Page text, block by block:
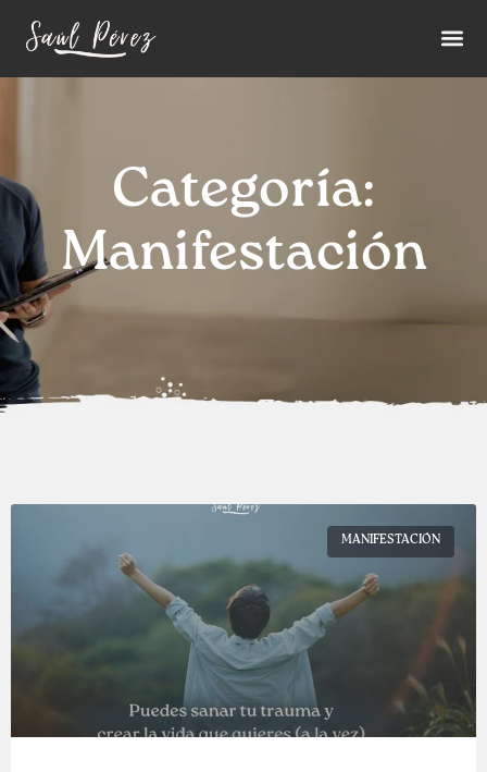
Categoría:
Manifestación
MANIFESTACIÓN